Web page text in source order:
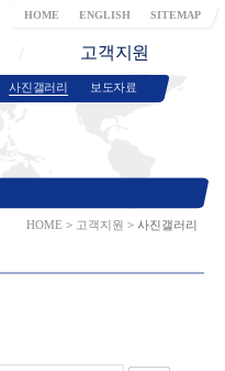
HOME ENGLISH SITEMAP
고객지원
사진갤러리 보도자료
HOME > 고객지원 > 사진갤러리